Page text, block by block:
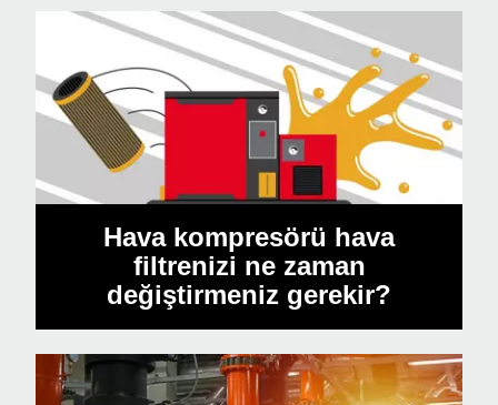
Hava kompresörü hava
filtrenizi ne zaman
değiştirmeniz gerekir?